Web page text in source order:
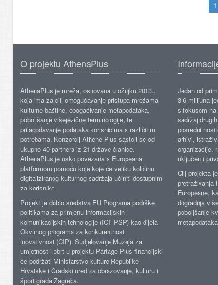
O projektu AthenaPlus
AthenaPlus je mreža, osnovana u ožujku 2013.,
koja ima za cilj omogućavanje pristupa mrežama
kulturne baštine, obogaćivanje metapodataka,
poboljšanje višejezične terminologije, te
prilagođavanje podataka korisnicima s različitim
potrebama. Konzorcij Athene Plus sastoji se od
ukupno 40 partnera iz 21 države članice.
AthenaPlus je usko povezana s Europeana
platformom pomoću koje koje će veliku količinu
digitaliziranog kulturnog sadržaja učiniti dostupnim
za korisnike.
Projekt je dobio sredstva EU Programa podrške
politikama za primjenu informacijskih i
komunikacijskih tehnologije (ICT PSP) kao dijela
Okvirnog programa za konkurentnost i
inovativnost (CIP). Sudjelovanje Muzeja za
umjetnost i obrt u projektu Partage Plus financijski
će podržati Ministarstvo kulture Republike
Hrvatske i Gradski ured za obrazovanje, kulturu i
šport grada Zagreba.
Jedan od
3,6 milijuna
s fokusom
sadržaj
posredni
arhivi,
organizacije,
uključen i
Cilj projekta
pretraživanja
Europeane,
dogradnja
poboljšanje